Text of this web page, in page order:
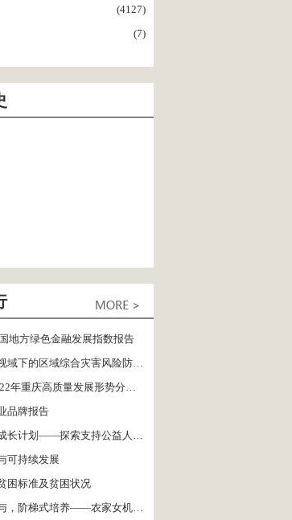
(4127)
(7)
地方绿色金融发展指数报告
区域综合灾害风险防范与风险融资战略思考
重庆高质量发展形势分析与预测
品牌报告
计划——探索支持公益人才的路径
可持续发展
困标准及贫困状况
式培养——农家女机构农村妇女参政项目介绍